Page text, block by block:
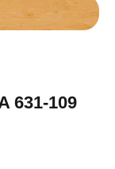
631-109